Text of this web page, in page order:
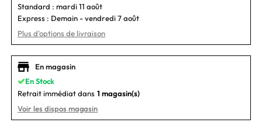
Standard : mardi 11 août
Express : Demain - vendredi 7 août
Plus d'options de livraison
En magasin
En Stock
Retrait immédiat dans 1 magasin(s)
Voir les dispos magasin